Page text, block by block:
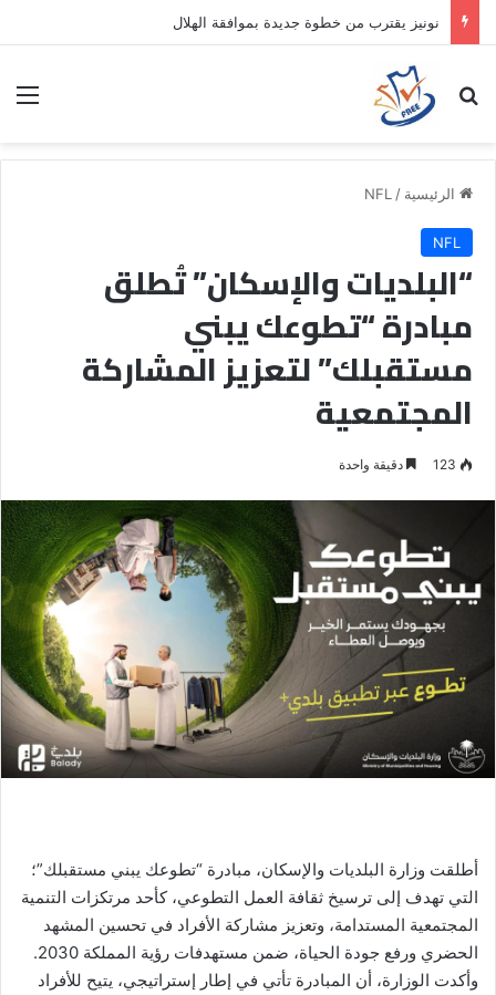
نونيز يقترب من خطوة جديدة بموافقة الهلال
بحث عن
الرئيسية /
NFL
NFL
“البلديات والإسكان” تُطلق
مبادرة “تطوعك يبني
مستقبلك” لتعزيز المشاركة
المجتمعية
123 دقيقة واحدة
أطلقت وزارة البلديات والإسكان، مبادرة “تطوعك يبني مستقبلك”؛
التي تهدف إلى ترسيخ ثقافة العمل التطوعي، كأحد مرتكزات التنمية
المجتمعية المستدامة، وتعزيز مشاركة الأفراد في تحسين المشهد
الحضري ورفع جودة الحياة، ضمن مستهدفات رؤية المملكة 2030.
وأكدت الوزارة، أن المبادرة تأتي في إطار إستراتيجي، يتيح للأفراد